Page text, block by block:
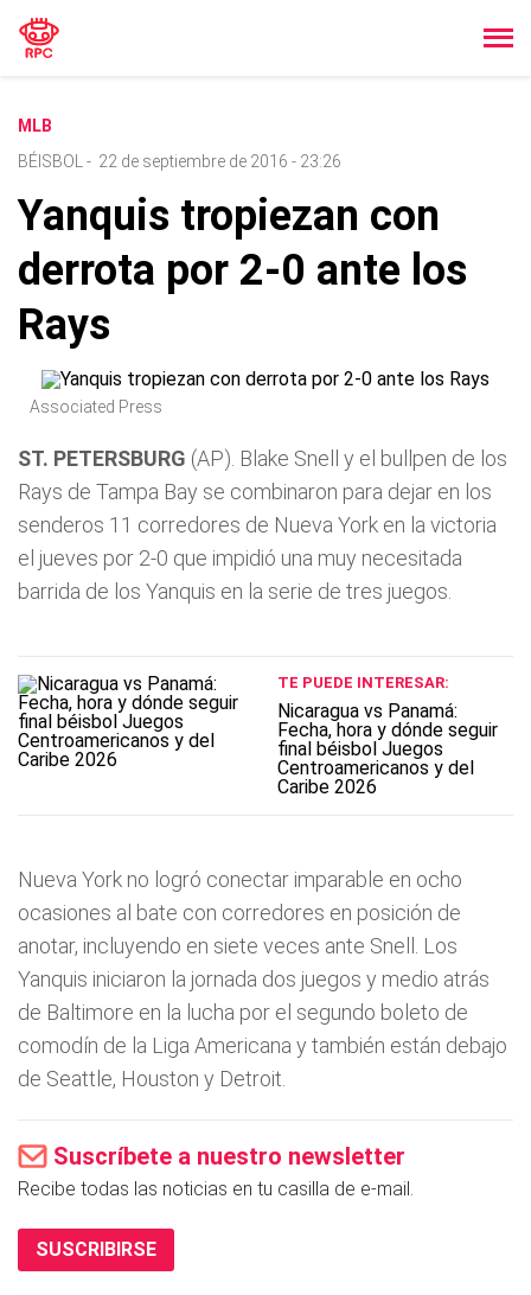
MLB
BÉISBOL
- 22 de septiembre de 2016 - 23:26
Yanquis tropiezan con
derrota por 2-0 ante los
Rays
Associated Press
ST. PETERSBURG (AP). Blake Snell y el bullpen de los
Rays de Tampa Bay se combinaron para dejar en los
senderos 11 corredores de Nueva York en la victoria
el jueves por 2-0 que impidió una muy necesitada
barrida de los Yanquis en la serie de tres juegos.
TE PUEDE INTERESAR:
Nicaragua vs Panamá:
Fecha, hora y dónde seguir
final béisbol Juegos
Centroamericanos y del
Caribe 2026
Nueva York no logró conectar imparable en ocho
ocasiones al bate con corredores en posición de
anotar, incluyendo en siete veces ante Snell. Los
Yanquis iniciaron la jornada dos juegos y medio atrás
de Baltimore en la lucha por el segundo boleto de
comodín de la Liga Americana y también están debajo
de Seattle, Houston y Detroit.
Suscríbete a nuestro newsletter
Recibe todas las noticias en tu casilla de e-mail.
SUSCRIBIRSE